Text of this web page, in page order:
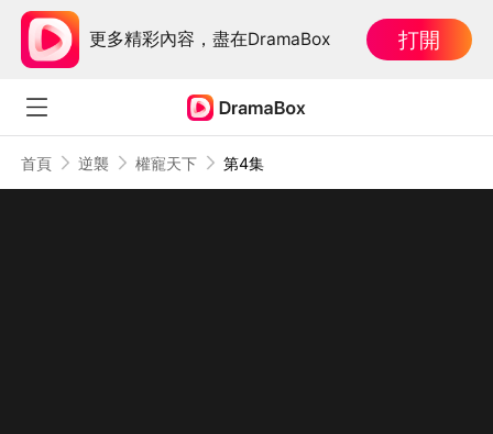
更多精彩內容，盡在DramaBox 打開
首頁 逆襲 權寵天下 第4集